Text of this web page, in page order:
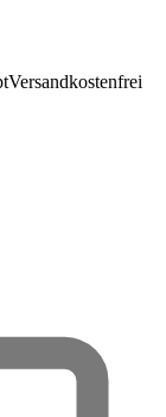
Versandkostenfrei